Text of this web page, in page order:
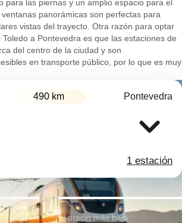
para las piernas y un amplio espacio para el
panorámicas son perfectas para
vistas del trayecto. Otra razón para optar
a Pontevedra es que las estaciones de
del centro de la ciudad y son
en transporte público, por lo que es muy
490 km Pontevedra
1 estación
El precio más bajo: